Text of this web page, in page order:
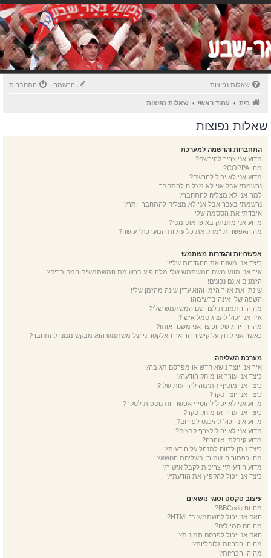
שאלות נפוצות התחברות הרשמה
בית עמוד ראשי שאלות נפוצות
שאלות נפוצות
התחברות והרשמה למערכת
מדוע אני צריך להירשם?
מהו COPPA?
מדוע אני לא יכול להרשם?
נרשמתי אבל אני לא מצליח להתחבר!
למה אני לא מצליח להתחבר?
נרשמתי בעבר אבל אני לא מצליח להתחבר יותר?!
איבדתי את הססמה שלי!
מדוע אני מתנתק באופן אוטומטי?
מה האפשרות “מחק את כל עוגיות המערכת” עושה?
אפשרויות והגדרות משתמש
כיצד אני משנה את ההגדרות שלי?
איך אני מונע משם המשתמש שלי מלהופיע ברשימת המשתמשים המחוברים?
הזמנים אינם נכונים!
שינתי את אזור הזמן והוא עדין שונה מהזמן שלי!
השפה שלי אינה ברשימה!
מה הן התמונות לצד שם המשתמש שלי?
איך אני יכול להציג סמל אישי?
מהו הדירוג שלי וכיצד אני משנה אותו?
כאשר אני לוחץ על קישור הדואר האלקטרוני של משתמש הוא מבקש ממני להתחבר?
מערכת השליחה
איך אני יוצר נושא חדש או מפרסם תגובה?
כיצד אני עורך או מוחק הודעה?
כיצד אני מוסיף חתימה להודעות שלי?
כיצד אני יוצר סקר?
מדוע אני לא יכול להוסיף אפשרויות נוספות לסקר?
כיצד אני ערוך או מוחק סקר?
מדוע איני יכול להיכנס לפורום?
מדוע אני לא יכול לצרף קבצים?
מדוע קיבלתי אזהרה?
כיצד ניתן לדווח למנהל על הודעות?
מהו כפתור ה“שמור” בשליחת הנושא?
מדוע הודעותיי צריכות לקבל אישור?
כיצד אני יכול להקפיץ את הודעתי?
עיצוב טקסט וסוגי נושאים
מה זה BBCode?
האם אני יכול להשתמש ב־HTML?
מה הם סמיילים?
האם אני יכול לפרסם תמונות?
מה הן הכרזות גלובליות?
מה הן הכרזות?